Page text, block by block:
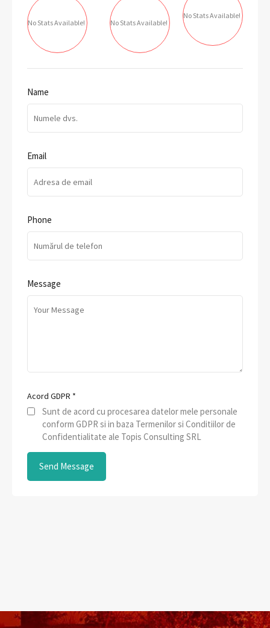
No Stats Available! No Stats Available!
No Stats Available!
Name
Email
Phone
Message
Acord GDPR *
Sunt de acord cu procesarea datelor mele personale
conform GDPR si in baza Termenilor si Conditiilor de
Confidentialitate ale Topis Consulting SRL